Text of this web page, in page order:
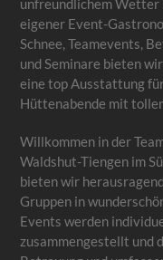
unfreundlichem Wetter
eigener Event-
Schnee, Teamevents,
und Seminare bieten
eine top Ausstattung
Hüttenabende mit
Willkommen in der
Waldshut-Tiengen im
bieten wir
Gruppen in
Events werden
zusammengestellt und